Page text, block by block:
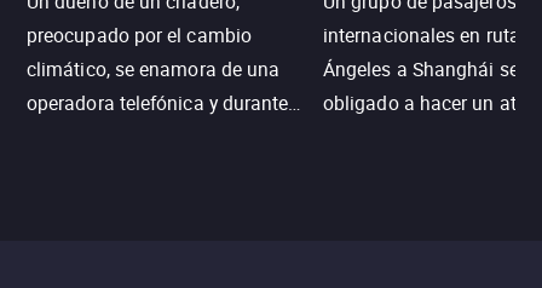
preocupado por el cambio
climático, se enamora de una
operadora telefónica y durante
internacionales en ruta
Ángeles a Shanghái se ve
obligado a hacer un